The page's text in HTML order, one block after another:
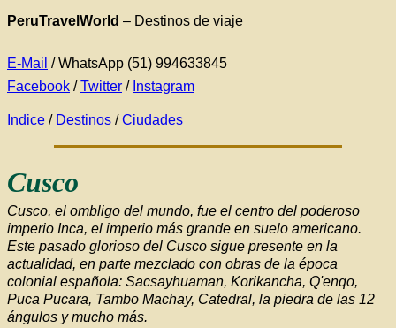
PeruTravelWorld – Destinos de viaje
E-Mail / WhatsApp (51) 994633845
Facebook /Twitter / Instagram
Indice / Destinos /Ciudades
Cusco
Cusco, el ombligo del mundo, fue el centro del poderoso
imperio Inca, el imperio más grande en suelo americano.
Este pasado glorioso del Cusco sigue presente en la
actualidad, en parte mezclado con obras de la época
colonial española: Sacsayhuaman, Korikancha, Q'enqo,
Puca Pucara, Tambo Machay, Catedral, la piedra de las 12
ángulos y mucho más.